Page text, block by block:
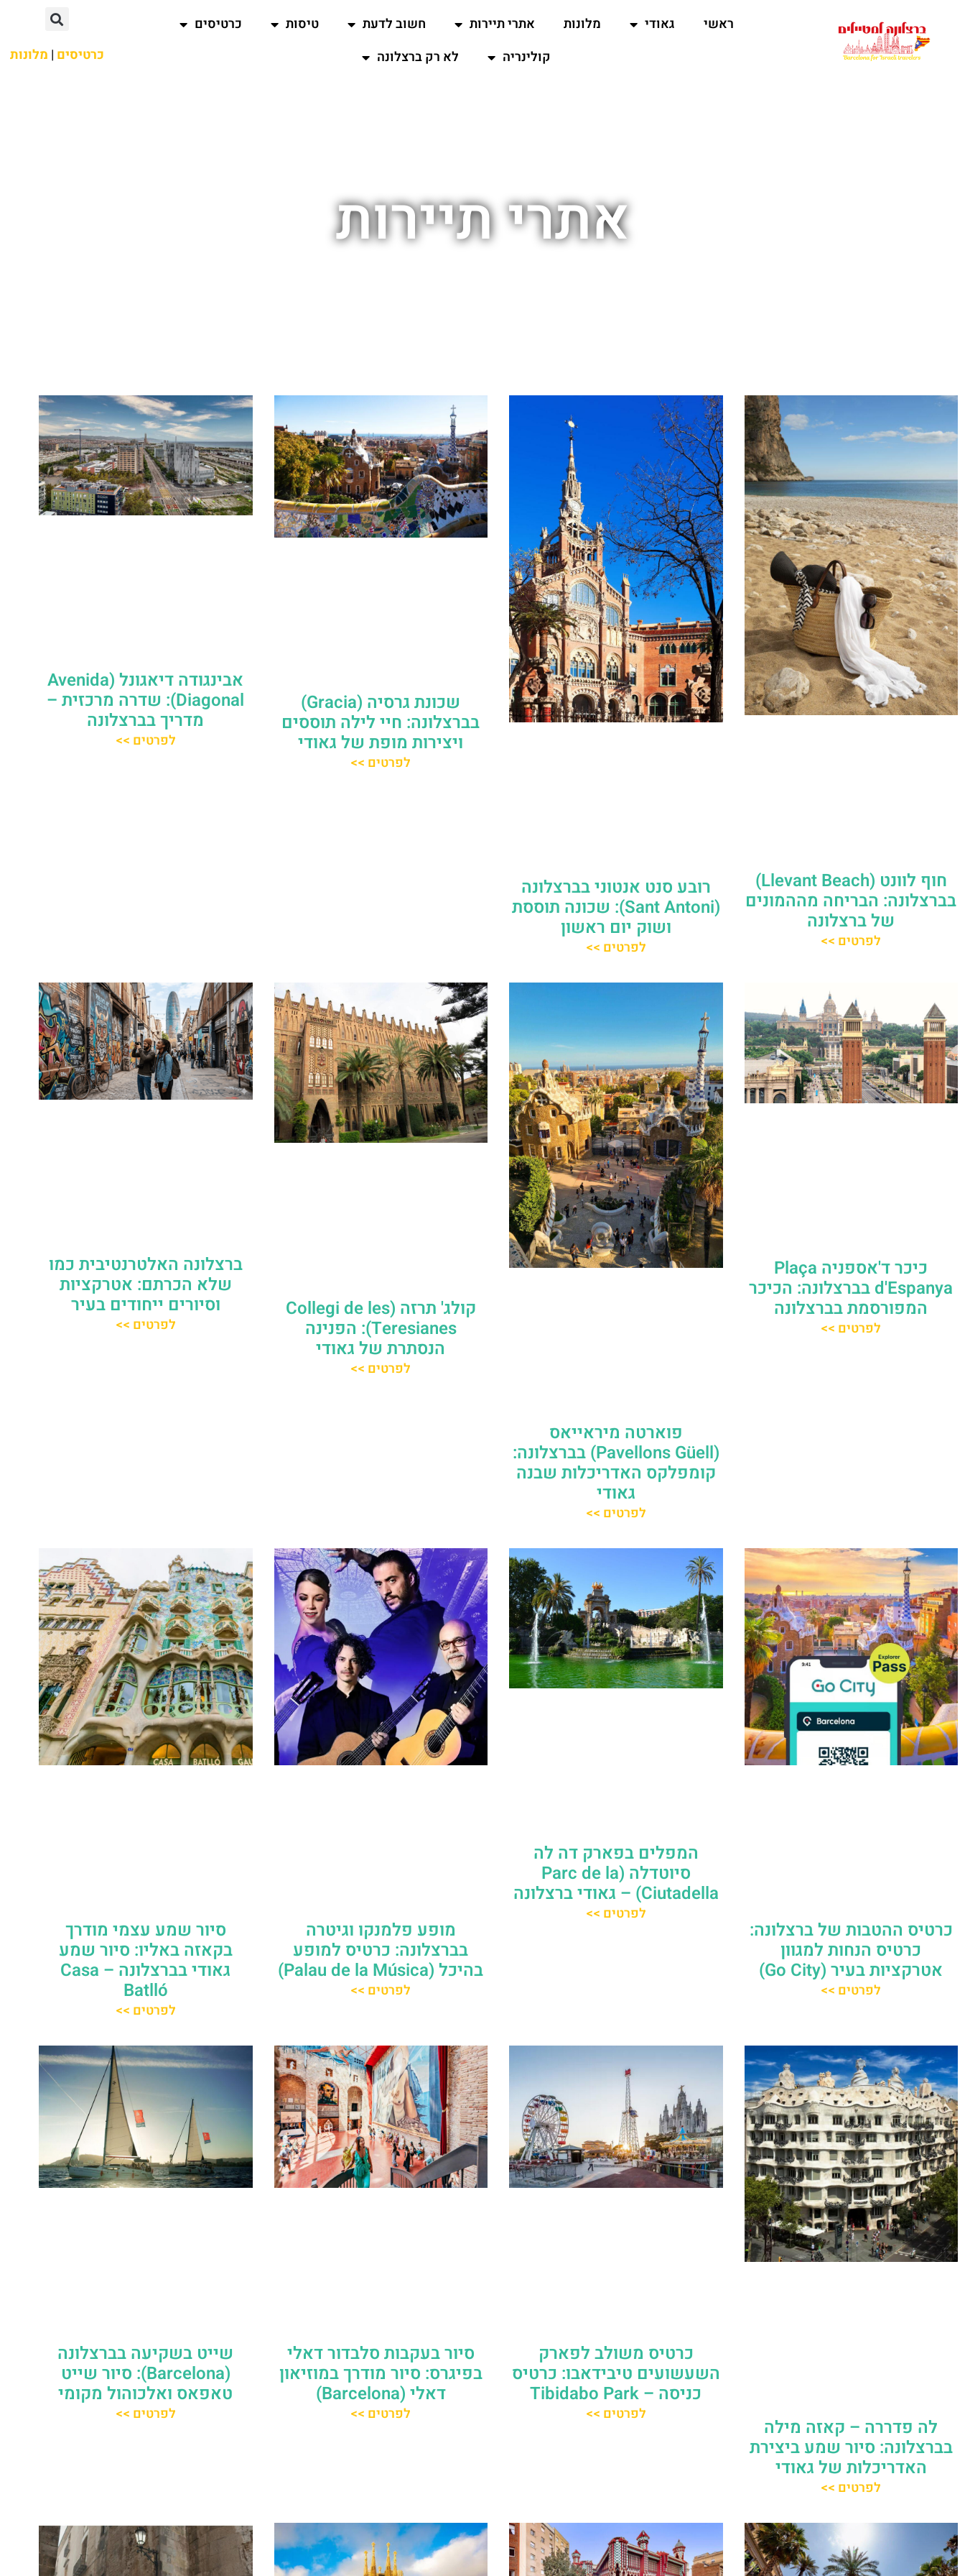
ראשי גאודי מלונות אתרי תיירות חשוב לדעת טיסות
כרטיסים
קולינריה
לא רק ברצלונה כרטיסים | מלונות
אתרי תיירות
חוף לוונט (Llevant Beach)
בברצלונה: הבריחה מההמונים
של ברצלונה
לפרטים >>
רובע סנט אנטוני בברצלונה
(Sant Antoni): שכונה תוססת
ושוק יום ראשון
לפרטים >>
שכונת גרסיה (Gracia)
בברצלונה: חיי לילה תוססים
ויצירות מופת של גאודי
לפרטים >>
אבינגודה דיאגונל (Avenida
Diagonal): שדרה מרכזית –
מדריך בברצלונה
לפרטים >>
כיכר ד'אספניה Plaça
d'Espanya בברצלונה: הכיכר
המפורסמת בברצלונה
לפרטים >>
פוארטה מיראייאס
(Pavellons Güell) בברצלונה:
קומפלקס האדריכלות שבנה
גאודי
לפרטים >>
קולג' תרזה (Collegi de les
Teresianes): הפנינה
הנסתרת של גאודי
לפרטים >>
ברצלונה האלטרנטיבית כמו
שלא הכרתם: אטרקציות
וסיורים ייחודים בעיר
לפרטים >>
כרטיס ההטבות של ברצלונה:
כרטיס הנחות למגוון
אטרקציות בעיר (Go City)
לפרטים >>
המפלים בפארק דה לה
סיוטדלה (Parc de la
Ciutadella) – גאודי ברצלונה
לפרטים >>
מופע פלמנקו וגיטרה
בברצלונה: כרטיס למופע
בהיכל (Palau de la Música)
לפרטים >>
סיור שמע עצמי מודרך
בקאזה באליו: סיור שמע
גאודי בברצלונה – Casa
Batlló
לפרטים >>
לה פדררה – קאזה מילה
בברצלונה: סיור שמע ביצירת
האדריכלות של גאודי
לפרטים >>
כרטיס משולב לפארק
השעשועים טיבידאבו: כרטיס
כניסה – Tibidabo Park
לפרטים >>
סיור בעקבות סלבדור דאלי
בפיגרס: סיור מודרך במוזיאון
דאלי (Barcelona)
לפרטים >>
שייט בשקיעה בברצלונה
(Barcelona): סיור שייט
טאפאס ואלכוהול מקומי
לפרטים >>